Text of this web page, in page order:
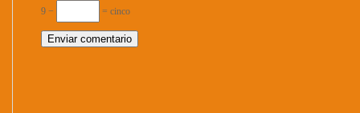
9 −
= cinco